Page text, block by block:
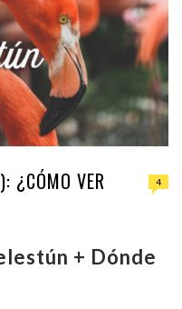
¿CÓMO VER
4
+ Dónde